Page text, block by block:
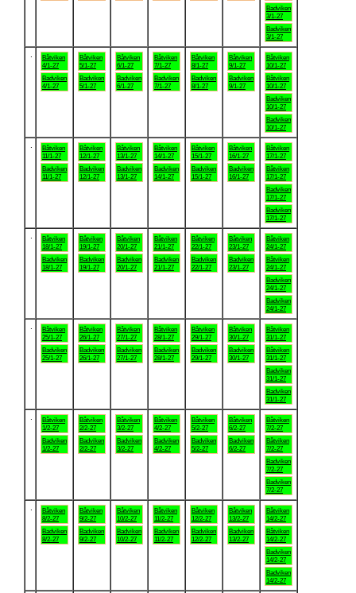
Badviken
3/1-27
Badviken
3/1-27
Båtviken
4/1-27
Badviken
4/1-27
Båtviken
5/1-27
Badviken
5/1-27
Båtviken
6/1-27
Badviken
6/1-27
Båtviken
7/1-27
Badviken
7/1-27
Båtviken
8/1-27
Badviken
8/1-27
Båtviken
9/1-27
Badviken
9/1-27
Båtviken
10/1-27
Båtviken
10/1-27
Badviken
10/1-27
Badviken
10/1-27
Båtviken
11/1-27
Badviken
11/1-27
Båtviken
12/1-27
Badviken
12/1-27
Båtviken
13/1-27
Badviken
13/1-27
Båtviken
14/1-27
Badviken
14/1-27
Båtviken
15/1-27
Badviken
15/1-27
Båtviken
16/1-27
Badviken
16/1-27
Båtviken
17/1-27
Båtviken
17/1-27
Badviken
17/1-27
Badviken
17/1-27
Båtviken
18/1-27
Badviken
18/1-27
Båtviken
19/1-27
Badviken
19/1-27
Båtviken
20/1-27
Badviken
20/1-27
Båtviken
21/1-27
Badviken
21/1-27
Båtviken
22/1-27
Badviken
22/1-27
Båtviken
23/1-27
Badviken
23/1-27
Båtviken
24/1-27
Båtviken
24/1-27
Badviken
24/1-27
Badviken
24/1-27
Båtviken
25/1-27
Badviken
25/1-27
Båtviken
26/1-27
Badviken
26/1-27
Båtviken
27/1-27
Badviken
27/1-27
Båtviken
28/1-27
Badviken
28/1-27
Båtviken
29/1-27
Badviken
29/1-27
Båtviken
30/1-27
Badviken
30/1-27
Båtviken
31/1-27
Båtviken
31/1-27
Badviken
31/1-27
Badviken
31/1-27
Båtviken
1/2-27
Badviken
1/2-27
Båtviken
2/2-27
Badviken
2/2-27
Båtviken
3/2-27
Badviken
3/2-27
Båtviken
4/2-27
Badviken
4/2-27
Båtviken
5/2-27
Badviken
5/2-27
Båtviken
6/2-27
Badviken
6/2-27
Båtviken
7/2-27
Båtviken
7/2-27
Badviken
7/2-27
Badviken
7/2-27
Båtviken
8/2-27
Badviken
8/2-27
Båtviken
9/2-27
Badviken
9/2-27
Båtviken
10/2-27
Badviken
10/2-27
Båtviken
11/2-27
Badviken
11/2-27
Båtviken
12/2-27
Badviken
12/2-27
Båtviken
13/2-27
Badviken
13/2-27
Båtviken
14/2-27
Båtviken
14/2-27
Badviken
14/2-27
Badviken
14/2-27